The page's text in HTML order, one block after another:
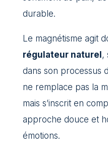
durable.
Le magnétisme agit
régulateur naturel,
dans son processus
ne remplace pas la
mais s’inscrit en
approche douce et
émotions.